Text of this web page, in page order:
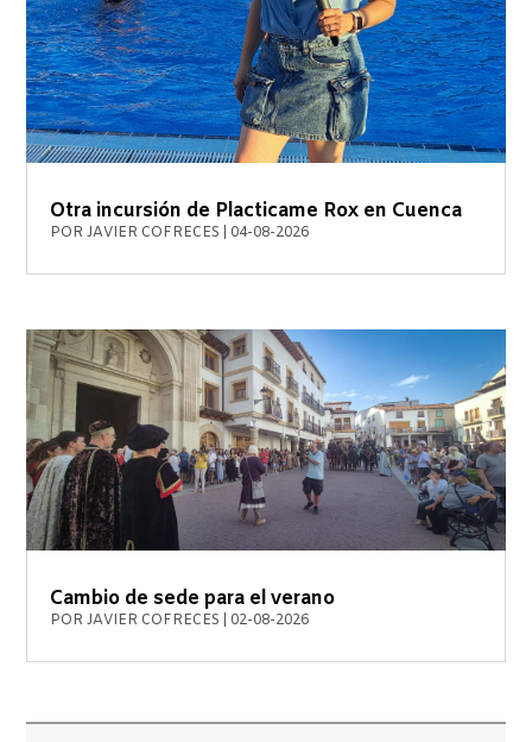
Otra incursión de Placticame Rox en Cuenca
PORJAVIER COFRECES 04-08-2026
Cambio de sede para el verano
PORJAVIER COFRECES 02-08-2026